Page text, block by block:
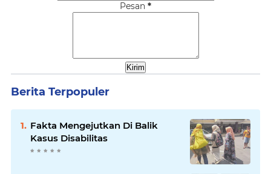
Pesan *
Berita Terpopuler
Fakta Mengejutkan Di Balik
Kasus Disabilitas